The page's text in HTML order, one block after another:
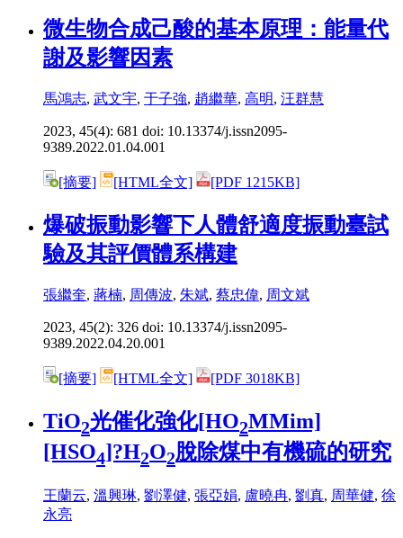
微生物合成己酸的基本原理：能量代
謝及影響因素
馬鴻志, 武文宇, 于子強, 趙繼華, 高明, 汪群慧
2023, 45(4): 681 doi: 10.13374/j.issn2095-
9389.2022.01.04.001
[摘要] [HTML全文] [PDF 1215KB]
爆破振動影響下人體舒適度振動臺試
驗及其評價體系構建
張繼奎, 蔣楠, 周傳波, 朱斌, 蔡忠偉, 周文斌
2023, 45(2): 326 doi: 10.13374/j.issn2095-
9389.2022.04.20.001
[摘要] [HTML全文] [PDF 3018KB]
TiO2光催化強化[HO2MMim]
[HSO4]?H2O2脫除煤中有機硫的研究
王蘭云, 溫興琳, 劉澤健, 張亞娟, 盧曉冉, 劉真, 周華健, 徐
永亮